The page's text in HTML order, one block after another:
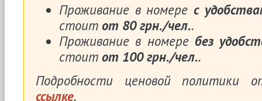
Проживание в номерес
стоит от 80 грн./чел..
Проживание в номере без
стоит от 100 грн./чел..
Подробности ценовой политики
ссылке.